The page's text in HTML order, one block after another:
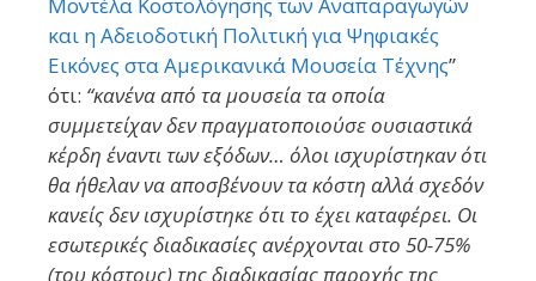
Μοντέλα Κοστολόγησης των Αναπαραγωγών
και η Αδειοδοτική Πολιτική για Ψηφιακές
Εικόνες στα Αμερικανικά Μουσεία Τέχνης”
ότι: “κανένα από τα μουσεία τα οποία
συμμετείχαν δεν πραγματοποιούσε ουσιαστικά
κέρδη έναντι των εξόδων… όλοι ισχυρίστηκαν ότι
θα ήθελαν να αποσβένουν τα κόστη αλλά σχεδόν
κανείς δεν ισχυρίστηκε ότι το έχει καταφέρει. Οι
εσωτερικές διαδικασίες ανέρχονται στο 50-75%
(του κόστους) της διαδικασίας παροχής της